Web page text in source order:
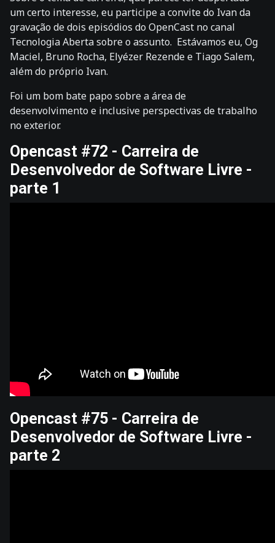
um certo interesse, eu participe a convite do Ivan da
gravação de dois episódios do OpenCast no canal
Tecnologia Aberta sobre o assunto. Estávamos eu, Og
Maciel, Bruno Rocha, Elyézer Rezende e Tiago Salem,
além do próprio Ivan.
Foi um bom bate papo sobre a área de
desenvolvimento e inclusive perspectivas de trabalho
no exterior.
Opencast #72 - Carreira de
Desenvolvedor de Software Livre -
parte 1
Opencast #75 - Carreira de
Desenvolvedor de Software Livre -
parte 2